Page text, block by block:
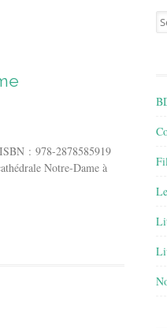
: 978-2878585919
Notre-Dame à